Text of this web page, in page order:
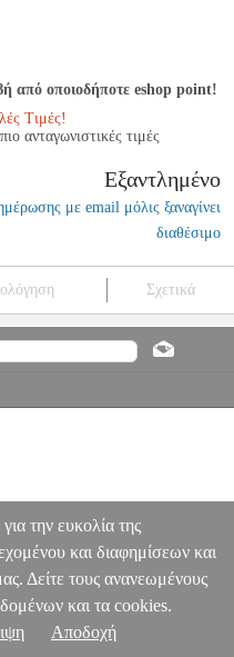
από οποιοδήποτε eshop point!
Τιμές!
ανταγωνιστικές τιμές
Εξαντλημένο
με email μόλις ξαναγίνει
διαθέσιμο
Σχετικά
ΗΛΕΚΤΡΙΚΟ
την ευκολία της
και διαφημίσεων και
Δείτε τους ανανεωμένους
και τα cookies.
Αποδοχή